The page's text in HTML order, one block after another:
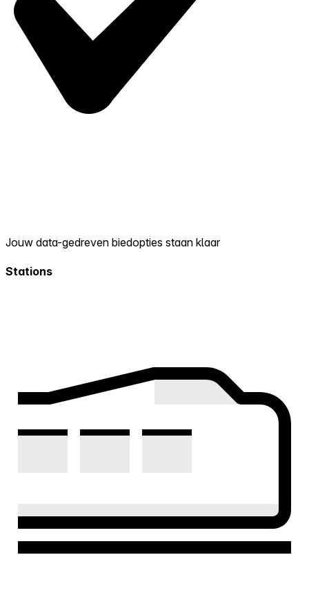
Jouw data-gedreven biedopties staan klaar
Stations